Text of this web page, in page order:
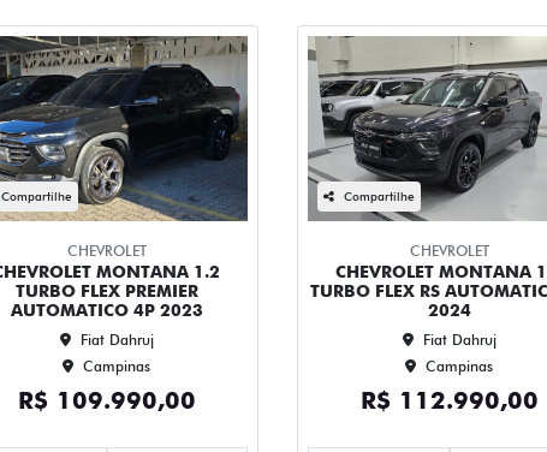
Compartilhe
CHEVROLET
MONTANA 1.2
TURBO FLEX PREMIER
AUTOMATICO 4P 2023
Fiat Dahruj
Campinas
R$ 109.990,00
Compartilhe
CHEVROLET
CHEVROLET MONTANA
TURBO FLEX RS
2024
Fiat Dahruj
Campinas
R$ 112.990,00